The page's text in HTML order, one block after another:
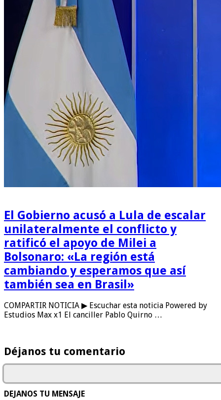
El Gobierno acusó a Lula de escalar
unilateralmente el conflicto y
ratificó el apoyo de Milei a
Bolsonaro: «La región está
cambiando y esperamos que así
también sea en Brasil»
COMPARTIR NOTICIA ▶ Escuchar esta noticia Powered by
Estudios Max x1 El canciller Pablo Quirno …
Déjanos tu comentario
DEJANOS TU MENSAJE